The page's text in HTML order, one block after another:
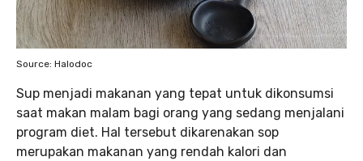
Source: Halodoc
Sup menjadi makanan yang tepat untuk dikonsumsi
saat makan malam bagi orang yang sedang menjalani
program diet. Hal tersebut dikarenakan sop
merupakan makanan yang rendah kalori dan